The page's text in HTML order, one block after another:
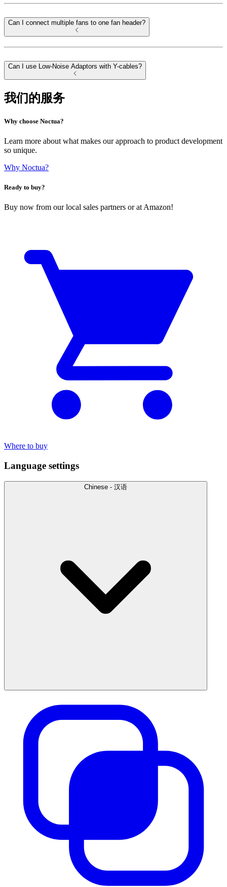
Can I connect multiple fans to one fan header?
Can I use Low-Noise Adaptors with Y-cables?
我们的服务
Why choose Noctua?
Learn more about what makes our approach to product development
so unique.
Why Noctua?
Ready to buy?
Buy now from our local sales partners or at Amazon!
Where to buy
Language settings
Chinese - 汉语